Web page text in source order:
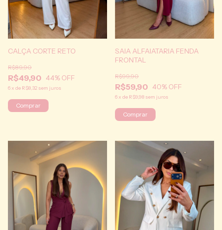
CALÇA CORTE RETO
R$49,90
R$89,90
44% OFF
6 x de R$8,32 sem juros
Comprar
SAIA ALFAIATARIA FENDA
FRONTAL
R$59,90
R$99,90
40% OFF
6 x de R$9,98 sem juros
Comprar